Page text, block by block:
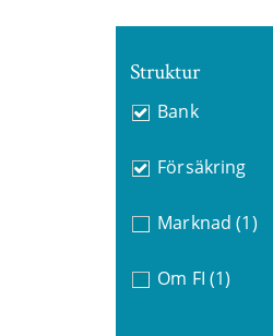
Struktur
Bank
Försäkring
Marknad (1)
Om FI (1)